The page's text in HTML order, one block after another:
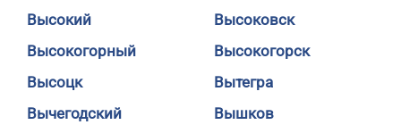
Высокий
Высоковск
Высокогорный
Высокогорск
Высоцк
Вытегра
Вычегодский
Вышков